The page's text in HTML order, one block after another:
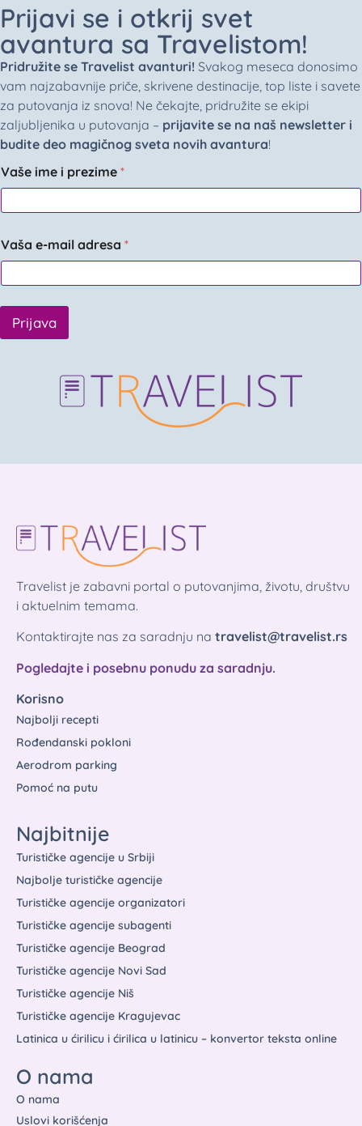
Prijavi se i otkrij svet
avantura sa Travelistom!
Pridružite se Travelist avanturi! Svakog meseca donosimo
vam najzabavnije priče, skrivene destinacije, top liste i savete
za putovanja iz snova! Ne čekajte, pridružite se ekipi
zaljubljenika u putovanja – prijavite se na naš newsletter i
budite deo magičnog sveta novih avantura!
Vaše ime i prezime *
Vaša e-mail adresa *
Prijava
Travelist je zabavni portal o putovanjima, životu, društvu
i aktuelnim temama.
Kontaktirajte nas za saradnju na travelist@travelist.rs
Pogledajte i posebnu ponudu za saradnju.
Korisno
Najbolji recepti
Rođendanski pokloni
Aerodrom parking
Pomoć na putu
Najbitnije
Turističke agencije u Srbiji
Najbolje turističke agencije
Turističke agencije organizatori
Turističke agencije subagenti
Turističke agencije Beograd
Turističke agencije Novi Sad
Turističke agencije Niš
Turističke agencije Kragujevac
Latinica u ćirilicu i ćirilica u latinicu – konvertor teksta online
O nama
O nama
Uslovi korišćenja